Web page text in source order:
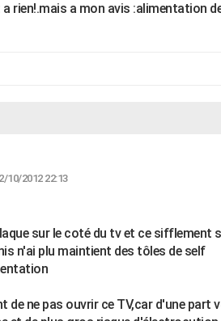
rien!.mais a mon avis :alimentation
10/2012 22:13
sur le coté du tv et ce sifflement
n'ai plu maintient des tôles de self
de ne pas ouvrir ce TV,car d'une part